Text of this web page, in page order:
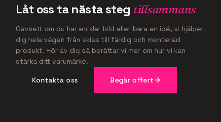
Låt oss ta nästa steg tillsammans
Oavsett om du har en klar bild eller bara en idé, vi hjälper
dig hela vägen från skiss till färdig och monterad
produkt. Hör av dig så berättar vi mer om hur vi kan
stärka ditt varumärke.
Kontakta oss Begär offert